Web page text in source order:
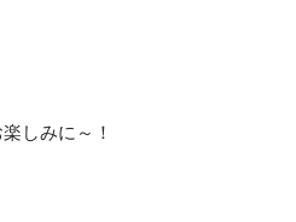
楽しみに～！